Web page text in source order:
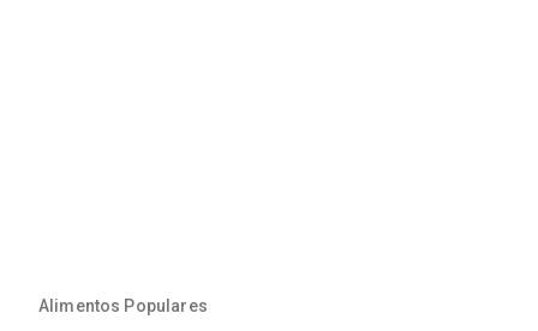
Alimentos Populares